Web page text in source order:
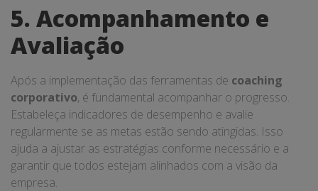
5. Acompanhamento e
Avaliação
Após a implementação das ferramentas de coaching
corporativo, é fundamental acompanhar o progresso.
Estabeleça indicadores de desempenho e avalie
regularmente se as metas estão sendo atingidas. Isso
ajuda a ajustar as estratégias conforme necessário e a
garantir que todos estejam alinhados com a visão da
empresa.